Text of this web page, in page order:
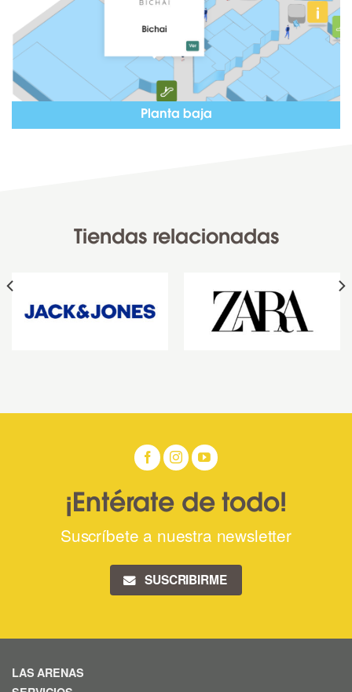
Planta baja
Tiendas relacionadas
¡Entérate de todo!
Suscríbete a nuestra newsletter
SUSCRIBIRME
LAS ARENAS